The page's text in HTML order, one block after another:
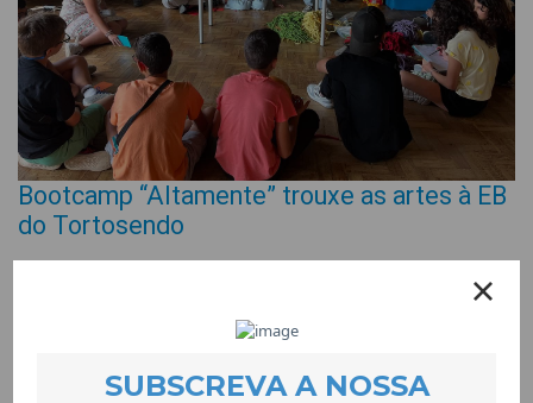
Bootcamp “Altamente” trouxe as artes à EB
do Tortosendo
Junho na EB2/3 do Tortosendo, foi um momento de